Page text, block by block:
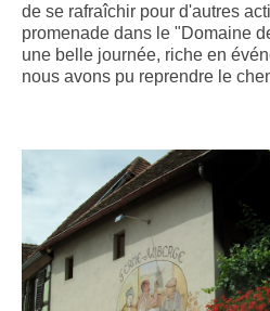
de se rafraîchir pour d'autres
promenade dans le "Domaine
une belle journée, riche en
nous avons pu reprendre le